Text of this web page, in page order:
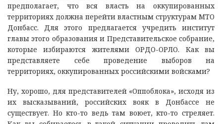
предполагает, что вся власть на оккупированных
территориях должна перейти властным структурам МТО
Донбасс. Для этого предлагается учредить институт
главы этого образования и Представительское собрание,
которые избираются жителями ОРДО-ОРЛО. Как вы
представляете себе проведение выборов на
территориях, оккупированных российскими войсками?
Ну, хорошо, для представителей «Оппоблока», исходя из
их высказываний, российских вояк в Донбассе не
существует. Но кто-то ведь там воюет, кто-то стреляет.